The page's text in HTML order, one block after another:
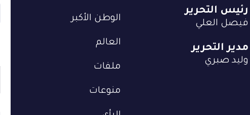
الوطن الأكبر
العالم
ملفات
منوعات
رئيس التحرير
فيصل العلي
مدير التحرير
وليد صبري